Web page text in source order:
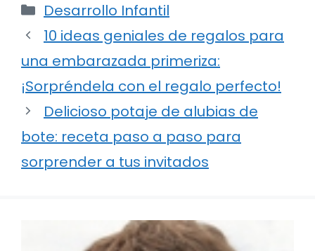
Categorías
Desarrollo Infantil
10 ideas geniales de regalos para
una embarazada primeriza:
¡Sorpréndela con el regalo perfecto!
Delicioso potaje de alubias de
bote: receta paso a paso para
sorprender a tus invitados